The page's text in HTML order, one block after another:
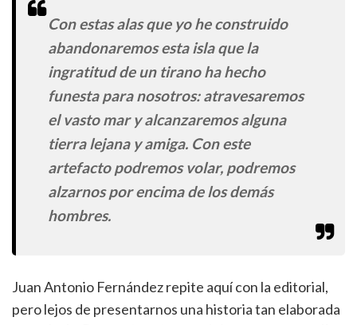
Con estas alas que yo he construido
abandonaremos esta isla que la
ingratitud de un tirano ha hecho
funesta para nosotros: atravesaremos
el vasto mar y alcanzaremos alguna
tierra lejana y amiga. Con este
artefacto podremos volar, podremos
alzarnos por encima de los demás
hombres.
Juan Antonio Fernández repite aquí con la editorial,
pero lejos de presentarnos una historia tan elaborada